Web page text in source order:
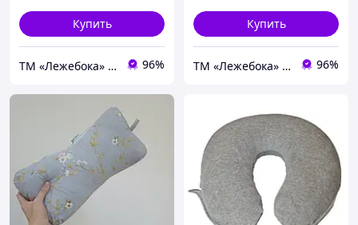
Купить
ТМ «Лежебока» - текстиль и спецтовары 96%
Купить
ТМ «Лежебока» - текстиль и спецтовары 96%